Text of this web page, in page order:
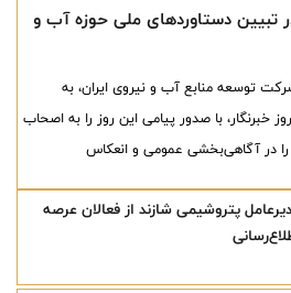
تبیین دستاوردهای ملی حوزه آب و
توسعه منابع آب و نیروی ایران، به
۱۷ مردادماه، روز خبرنگار، با صدور پیامی این روز را به اصحاب
در آگاهی‌بخشی عمومی و انعکاس
پتروشیمی شازند از فعالان عرصه